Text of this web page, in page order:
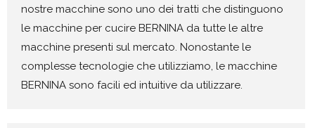
nostre macchine sono uno dei tratti che distinguono
le macchine per cucire BERNINA da tutte le altre
macchine presenti sul mercato. Nonostante le
complesse tecnologie che utilizziamo, le macchine
BERNINA sono facili ed intuitive da utilizzare.